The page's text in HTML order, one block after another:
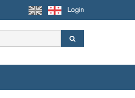
Login